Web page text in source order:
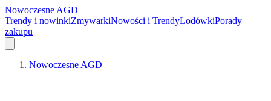
Nowoczesne AGD
Trendy i nowinkiZmywarkiNowości i TrendyLodówkiPorady
zakupu
Nowoczesne AGD